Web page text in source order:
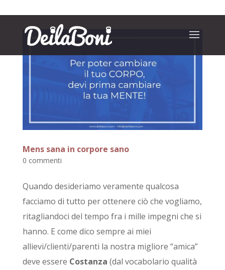
Mens sana in corpore sano
0 commenti
Quando desideriamo veramente qualcosa
facciamo di tutto per ottenere ciò che vogliamo,
ritagliandoci del tempo fra i mille impegni che si
hanno. E come dico sempre ai miei
allievi/clienti/parenti la nostra migliore “amica”
deve essere Costanza (dal vocabolario qualità